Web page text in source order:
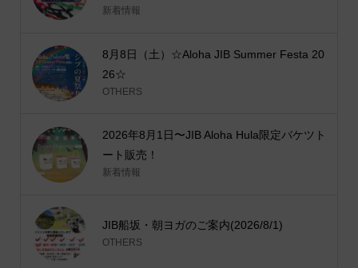
新着情報
8月8日（土）☆Aloha JIB Summer Festa 20
26☆
OTHERS
2026年8月1日〜JIB Aloha Hula限定バケツト
ート販売！
新着情報
JIB船坂・朝ヨガのご案内(2026/8/1)
OTHERS